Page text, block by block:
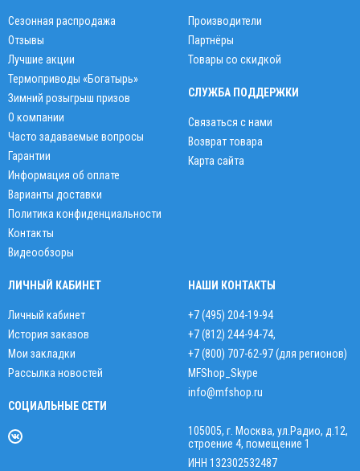
Сезонная распродажа
Отзывы
Лучшие акции
Термоприводы «Богатырь»
Зимний розыгрыш призов
О компании
Часто задаваемые вопросы
Гарантии
Информация об оплате
Варианты доставки
Политика конфиденциальности
Контакты
Видеообзоры
Производители
Партнёры
Товары со скидкой
СЛУЖБА ПОДДЕРЖКИ
Связаться с нами
Возврат товара
Карта сайта
ЛИЧНЫЙ КАБИНЕТ
Личный кабинет
История заказов
Мои закладки
Рассылка новостей
СОЦИАЛЬНЫЕ СЕТИ
НАШИ КОНТАКТЫ
+7 (495) 204-19-94
+7 (812) 244-94-74,
+7 (800) 707-62-97 (для регионов)
MFShop_Skype
info@mfshop.ru
105005, г. Москва, ул.Радио, д.12,
строение 4, помещение 1
ИНН 132302532487